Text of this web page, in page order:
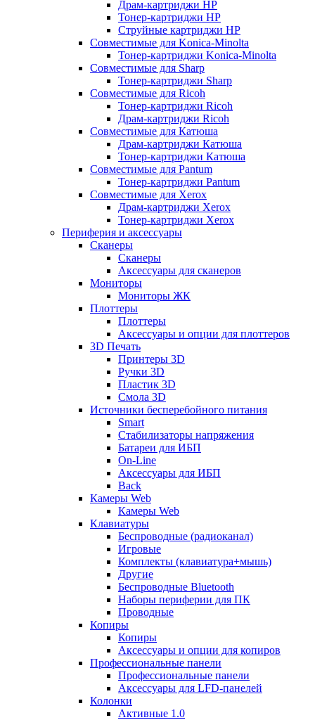
Драм-картриджи HP
Тонер-картриджи HP
Струйные картриджи HP
Совместимые для Konica-Minolta
Тонер-картриджи Konica-Minolta
Совместимые для Sharp
Тонер-картриджи Sharp
Совместимые для Ricoh
Тонер-картриджи Ricoh
Драм-картриджи Ricoh
Совместимые для Катюша
Драм-картриджи Катюша
Тонер-картриджи Катюша
Совместимые для Pantum
Тонер-картриджи Pantum
Совместимые для Xerox
Драм-картриджи Xerox
Тонер-картриджи Xerox
Периферия и аксессуары
Сканеры
Сканеры
Аксессуары для сканеров
Мониторы
Мониторы ЖК
Плоттеры
Плоттеры
Аксессуары и опции для плоттеров
3D Печать
Принтеры 3D
Ручки 3D
Пластик 3D
Смола 3D
Источники бесперебойного питания
Smart
Стабилизаторы напряжения
Батареи для ИБП
On-Line
Аксессуары для ИБП
Back
Камеры Web
Камеры Web
Клавиатуры
Беспроводные (радиоканал)
Игровые
Комплекты (клавиатура+мышь)
Другие
Беспроводные Bluetooth
Наборы периферии для ПК
Проводные
Копиры
Копиры
Аксессуары и опции для копиров
Профессиональные панели
Профессиональные панели
Аксессуары для LFD-панелей
Колонки
Активные 1.0